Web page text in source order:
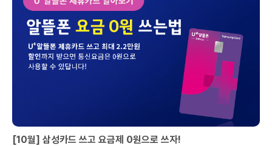
[10월] 삼성카드 쓰고 요금제 0원으로 쓰자!